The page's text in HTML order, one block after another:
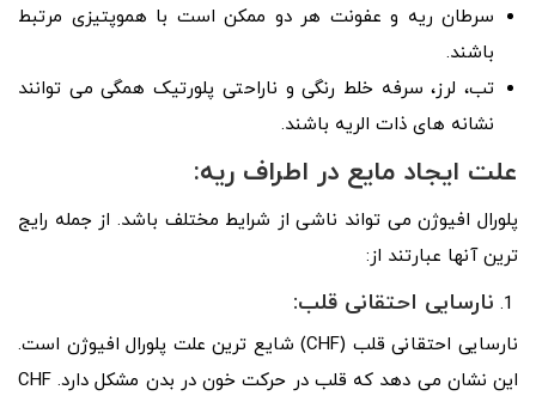
سرطان ریه و عفونت هر دو ممکن است با هموپتیزی مرتبط
باشند.
تب، لرز، سرفه خلط رنگی و ناراحتی پلورتیک همگی می توانند
نشانه های ذات الریه باشند.
علت ایجاد مایع در اطراف ریه:
پلورال افیوژن می تواند ناشی از شرایط مختلف باشد. از جمله رایج
ترین آنها عبارتند از:
نارسایی احتقانی قلب:
نارسایی احتقانی قلب (CHF) شایع ترین علت پلورال افیوژن است.
این نشان می دهد که قلب در حرکت خون در بدن مشکل دارد. CHF